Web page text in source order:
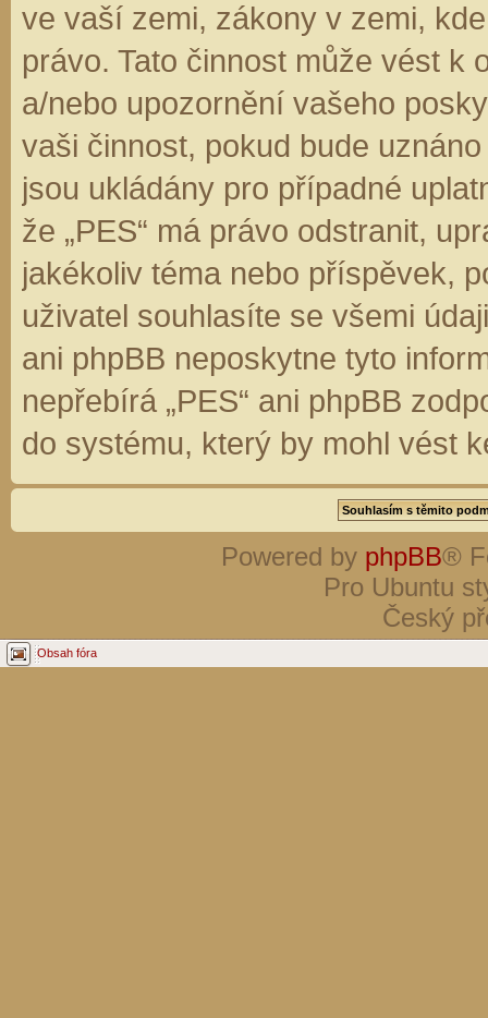
ve vaší zemi, zákony v zemi,
právo. Tato činnost může vést k
a/nebo upozornění vašeho
vaši činnost, pokud bude
jsou ukládány pro případné
že „PES“ má právo odstranit,
jakékoliv téma nebo příspěvek,
uživatel souhlasíte se všemi
ani phpBB neposkytne tyto
nepřebírá „PES“ ani phpBB
do systému, který by mohl vést
Powered by phpBB®
Pro Ubuntu
Český
Obsah fóra